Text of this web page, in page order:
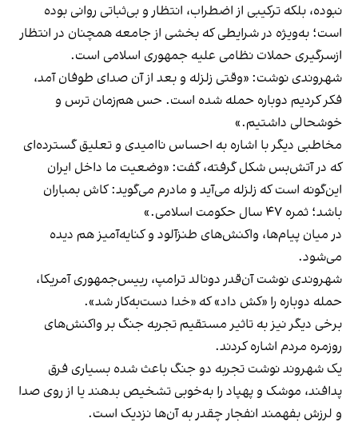
نبوده، بلکه ترکیبی از اضطراب، انتظار و بی‌ثباتی روانی بوده
است؛ به‌ویژه در شرایطی که بخشی از جامعه همچنان در انتظار
ازسرگیری حملات نظامی علیه جمهوری اسلامی است.
شهروندی نوشت: «وقتی زلزله و بعد از آن صدای طوفان آمد،
فکر کردیم دوباره حمله شده است. حس هم‌زمان ترس و
خوشحالی داشتیم.»
مخاطبی دیگر با اشاره به احساس ناامیدی و تعلیق گسترده‌ای
که در آتش‌بس شکل گرفته، گفت: «وضعیت ما داخل ایران
این‌گونه است که زلزله می‌آید و مادرم می‌گوید: کاش بمباران
باشد؛ ثمره ۴۷ سال حکومت اسلامی.»
در میان پیام‌ها، واکنش‌های طنزآلود و کنایه‌آمیز هم دیده
می‌شود.
شهروندی نوشت آن‌قدر دونالد ترامپ، رییس‌جمهوری آمریکا،
حمله دوباره را «کش داد» که «خدا دست‌به‌کار شد».
برخی دیگر نیز به تاثیر مستقیم تجربه جنگ بر واکنش‌های
روزمره مردم اشاره کردند.
یک شهروند نوشت تجربه دو جنگ باعث شده بسیاری فرق
پدافند، موشک و پهپاد را به‌خوبی تشخیص بدهند یا از روی صدا
و لرزش بفهمند انفجار چقدر به آن‌ها نزدیک است.